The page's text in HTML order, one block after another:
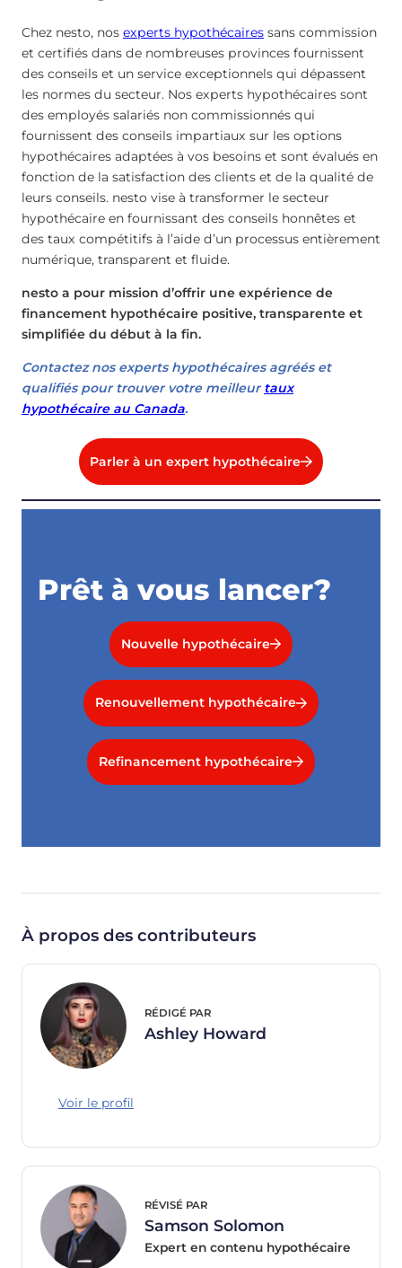
Chez nesto, nos experts hypothécaires sans commission
et certifiés dans de nombreuses provinces fournissent
des conseils et un service exceptionnels qui dépassent
les normes du secteur. Nos experts hypothécaires sont
des employés salariés non commissionnés qui
fournissent des conseils impartiaux sur les options
hypothécaires adaptées à vos besoins et sont évalués en
fonction de la satisfaction des clients et de la qualité de
leurs conseils. nesto vise à transformer le secteur
hypothécaire en fournissant des conseils honnêtes et
des taux compétitifs à l’aide d’un processus entièrement
numérique, transparent et fluide.
nesto a pour mission d’offrir une expérience de
financement hypothécaire positive, transparente et
simplifiée du début à la fin.
Contactez nos experts hypothécaires agréés et
qualifiés pour trouver votre meilleurtaux
hypothécaire au Canada.
Parler à un expert hypothécaire
Prêt à vous lancer?
Nouvelle hypothécaire
Renouvellement hypothécaire
Refinancement hypothécaire
À propos des contributeurs
RÉDIGÉ PAR
Ashley Howard
Voir le profil
RÉVISÉ PAR
Samson Solomon
Expert en contenu hypothécaire